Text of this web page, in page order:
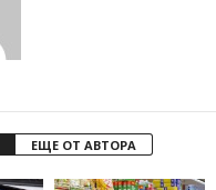
ЕЩЕ ОТ АВТОРА